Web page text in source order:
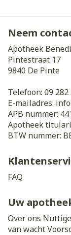
Neem
Apotheek
Pintestraat 17
9840 De Pinte
Telefoon: 09 282
E-mailadres:
APB nummer:
Apotheek
BTW nummer:
FAQ
Uw
Over ons
van wacht